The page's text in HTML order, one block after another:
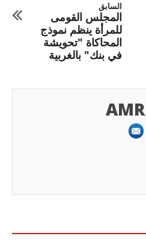
السابق
المجلس القومى
للمرأة ينظم نموذج
المحاكاة "تحويشة
في بنك" بالغربية
AMR